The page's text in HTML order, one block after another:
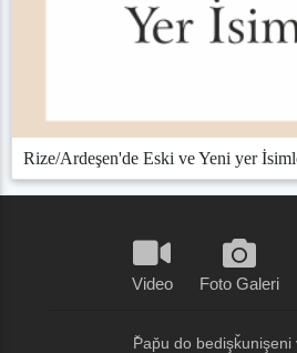
Rize/Ardeşen'de Eski ve Yeni yer
Video Foto Galeri
P̌ap̌u do bedişǩunişeni